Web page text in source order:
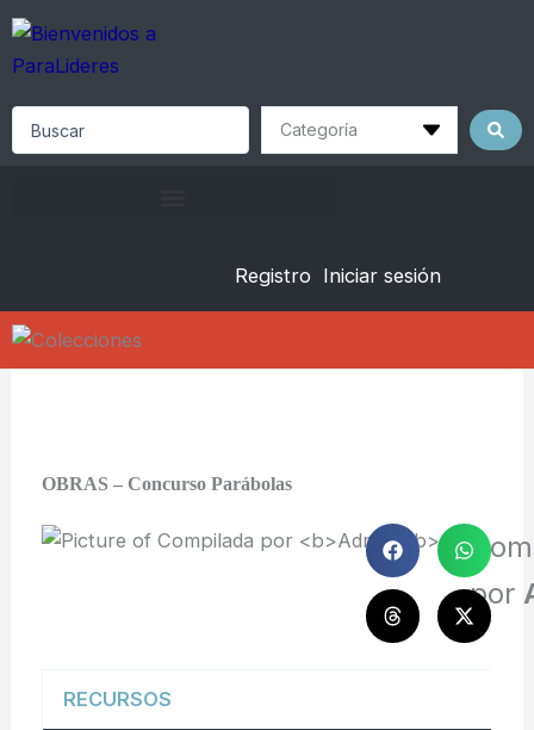
Skip
content
Registro Iniciar sesión
OBRAS – Concurso Parábolas
por
RECURSOS